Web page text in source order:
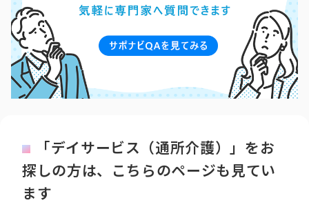
「デイサービス（通所介護）」をお
探しの方は、こちらのページも見てい
ます